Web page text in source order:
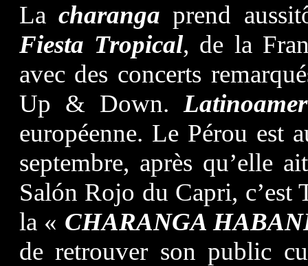
La charanga prend
Fiesta Tropical, de la
avec des concerts
Up & Down.
européenne. Le Pérou est
septembre, après qu’elle
Salón Rojo du Capri, c’est
la « CHARANGA
de retrouver son public